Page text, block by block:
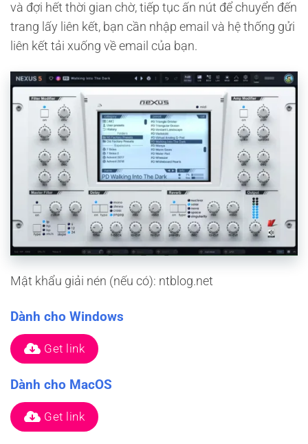
và đợi hết thời gian chờ, tiếp tục ấn nút để chuyển đến
trang lấy liên kết, bạn cần nhập email và hệ thống gửi
liên kết tải xuống về email của bạn.
Mật khẩu giải nén (nếu có): ntblog.net
Dành cho Windows
Get link
Dành cho MacOS
Get link